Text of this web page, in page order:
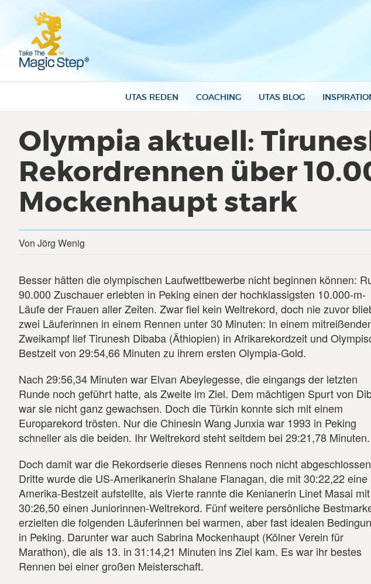
UTAS REDEN COACHING UTAS BLOG
Olympia aktuell:
Rekordrennen über
Mockenhaupt stark
Von Jörg Wenig
Besser hätten die olympischen Laufwettbewerbe nicht beginnen können:
90.000 Zuschauer erlebten in Peking einen der hochklassigsten 10.000-m-
Läufe der Frauen aller Zeiten. Zwar fiel kein Weltrekord, doch nie zuvor
zwei Läuferinnen in einem Rennen unter 30 Minuten: In einem
Zweikampf lief Tirunesh Dibaba (Äthiopien) in Afrikarekordzeit und
Bestzeit von 29:54,66 Minuten zu ihrem ersten Olympia-Gold.
Nach 29:56,34 Minuten war Elvan Abeylegesse, die eingangs der letzten
Runde noch geführt hatte, als Zweite im Ziel. Dem mächtigen Spurt von
war sie nicht ganz gewachsen. Doch die Türkin konnte sich mit einem
Europarekord trösten. Nur die Chinesin Wang Junxia war 1993 in Peking
schneller als die beiden. Ihr Weltrekord steht seitdem bei 29:21,78 Minuten.
Doch damit war die Rekordserie dieses Rennens noch nicht
Dritte wurde die US-Amerikanerin Shalane Flanagan, die mit 30:22,22 eine
Amerika-Bestzeit aufstellte, als Vierte rannte die Kenianerin Linet Masai mit
30:26,50 einen Juniorinnen-Weltrekord. Fünf weitere persönliche
erzielten die folgenden Läuferinnen bei warmen, aber fast idealen
in Peking. Darunter war auch Sabrina Mockenhaupt (Kölner Verein für
Marathon), die als 13. in 31:14,21 Minuten ins Ziel kam. Es war ihr bestes
Rennen bei einer großen Meisterschaft.